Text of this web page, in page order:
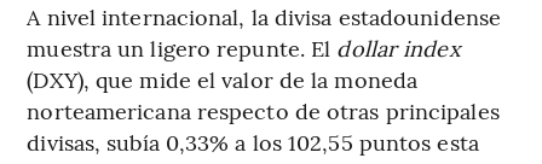
A nivel internacional, la divisa estadounidense
muestra un ligero repunte. El dollar index
(DXY), que mide el valor de la moneda
norteamericana respecto de otras principales
divisas, subía 0,33% a los 102,55 puntos esta